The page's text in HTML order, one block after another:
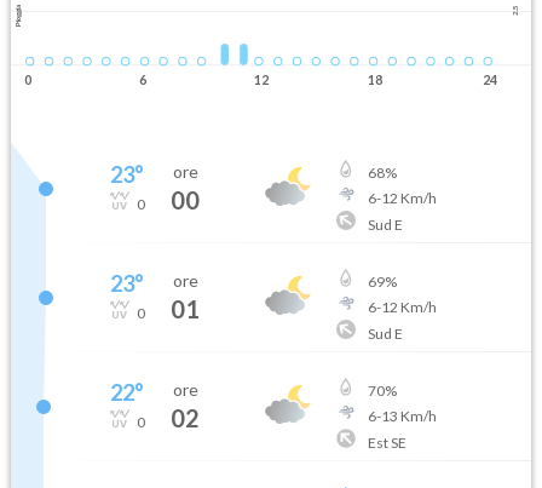
2.5
Pioggia
0 6 12 18 24
23°
0
ore
00
68%
6-12 Km/h
Sud E
23°
0
ore
01
69%
6-12 Km/h
Sud E
22°
0
ore
02
70%
6-13 Km/h
Est SE